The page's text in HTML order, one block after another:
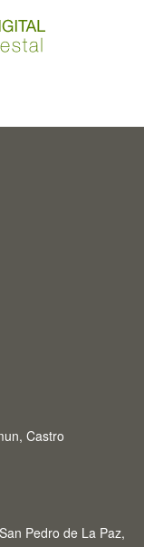
Castro
Pedro de La Paz,